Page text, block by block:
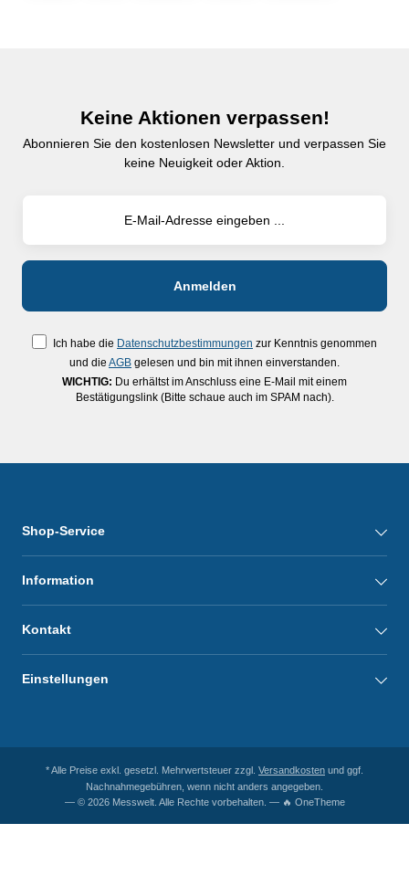
Keine Aktionen verpassen!
Abonnieren Sie den kostenlosen Newsletter und verpassen Sie
keine Neuigkeit oder Aktion.
Ich habe die Datenschutzbestimmungen zur Kenntnis genommen
und die AGB gelesen und bin mit ihnen einverstanden.
WICHTIG: Du erhältst im Anschluss eine E-Mail mit einem
Bestätigungslink (Bitte schaue auch im SPAM nach).
Shop-Service
Information
Kontakt
Einstellungen
* Alle Preise exkl. gesetzl. Mehrwertsteuer zzgl. Versandkosten und ggf.
Nachnahmegebühren, wenn nicht anders angegeben.
— © 2026 Messwelt. Alle Rechte vorbehalten. — 🔥 OneTheme